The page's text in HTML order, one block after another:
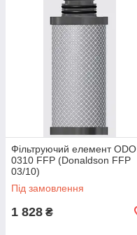
Фільтруючий елемент ODO
0310 FFP (Donaldson FFP
03/10)
Під замовлення
1 828 ₴